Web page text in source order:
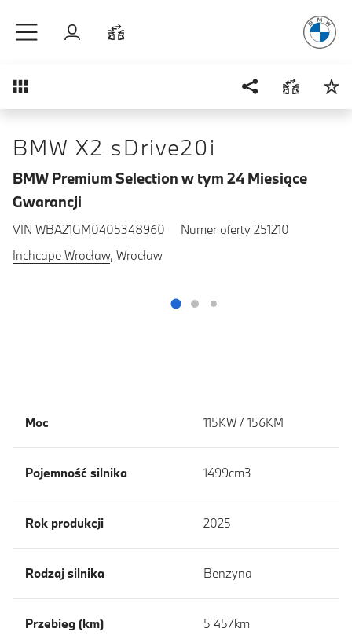
Zaloguj się
Przegląd
BMW X2 sDrive20i
BMW Premium Selection w tym 24 Miesiące
Gwarancji
VIN WBA21GM0405348960
Numer oferty 251210
Inchcape Wrocław, Wrocław
Moc 115KW / 156KM
Pojemność silnika 1499cm3
Rok produkcji 2025
Rodzaj silnika Benzyna
Przebieg (km) 5 457km